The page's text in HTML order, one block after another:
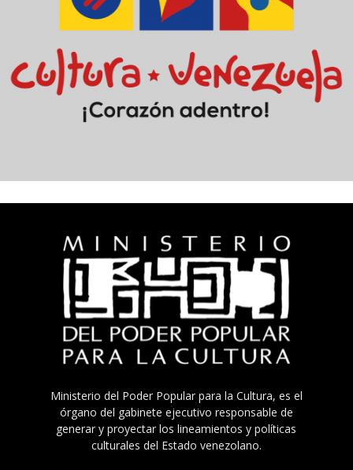
Ministerio del Poder Popular para la Cultura, es el
órgano del gabinete ejecutivo responsable de
generar y proyectar los lineamientos y políticas
culturales del Estado venezolano.